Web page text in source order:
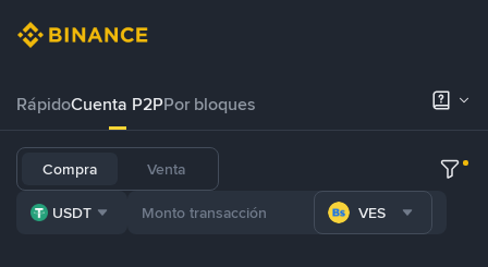
RápidoCuenta P2PPor bloques
Compra Venta
USDT VES